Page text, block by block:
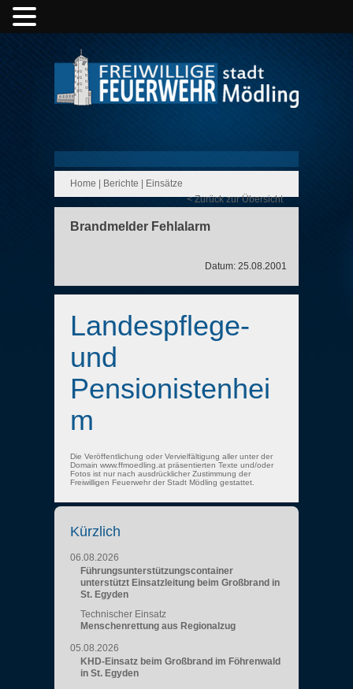
Home Berichte
Einsätze
< Zurück zur Übersicht
Brandmelder Fehlalarm
Datum: 25.08.2001
Landespflege-
und
Pensionistenhei
m
Die Veröffentlichung oder Vervielfältigung aller unter der
Domain www.ffmoedling.at präsentierten Texte und/oder
Fotos ist nur nach ausdrücklicher Zustimmung der
Freiwilligen Feuerwehr der Stadt Mödling gestattet.
Kürzlich
06.08.2026
Führungsunterstützungscontainer
unterstützt Einsatzleitung beim Großbrand in
St. Egyden
Technischer Einsatz
Menschenrettung aus Regionalzug
05.08.2026
KHD-Einsatz beim Großbrand im Föhrenwald
in St. Egyden